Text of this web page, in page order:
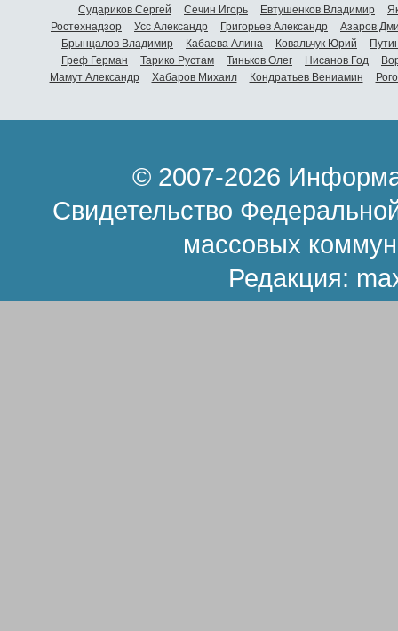
Судариков Сергей
Сечин Игорь Евтушенков Владимир
Ростехнадзор
Усс Александр Григорьев Александр
Азаров
Брынцалов Владимир
Кабаева Алина Ковальчук Юрий
Греф Герман
Тарико Рустам Тиньков Олег Нисанов Год
Мамут Александр
Хабаров Михаил Кондратьев Вениамин
© 2007-2026
Свидетельство
массовых
Редакция: